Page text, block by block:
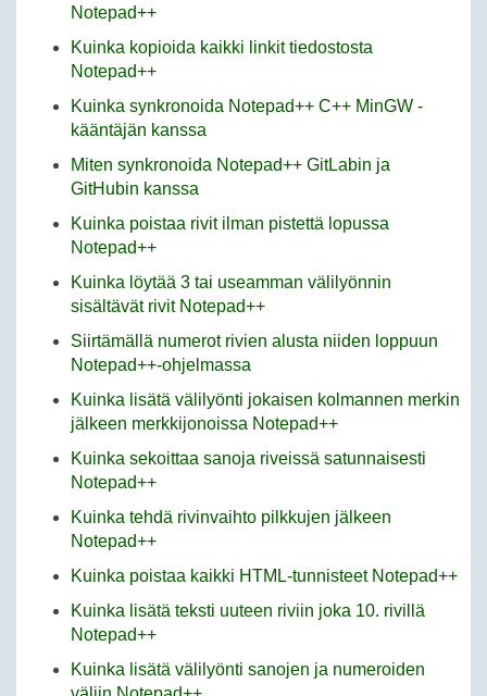
Notepad++
Kuinka kopioida kaikki linkit tiedostosta
Notepad++
Kuinka synkronoida Notepad++ C++ MinGW -
kääntäjän kanssa
Miten synkronoida Notepad++ GitLabin ja
GitHubin kanssa
Kuinka poistaa rivit ilman pistettä lopussa
Notepad++
Kuinka löytää 3 tai useamman välilyönnin
sisältävät rivit Notepad++
Siirtämällä numerot rivien alusta niiden loppuun
Notepad++-ohjelmassa
Kuinka lisätä välilyönti jokaisen kolmannen merkin
jälkeen merkkijonoissa Notepad++
Kuinka sekoittaa sanoja riveissä satunnaisesti
Notepad++
Kuinka tehdä rivinvaihto pilkkujen jälkeen
Notepad++
Kuinka poistaa kaikki HTML-tunnisteet Notepad++
Kuinka lisätä teksti uuteen riviin joka 10. rivillä
Notepad++
Kuinka lisätä välilyönti sanojen ja numeroiden